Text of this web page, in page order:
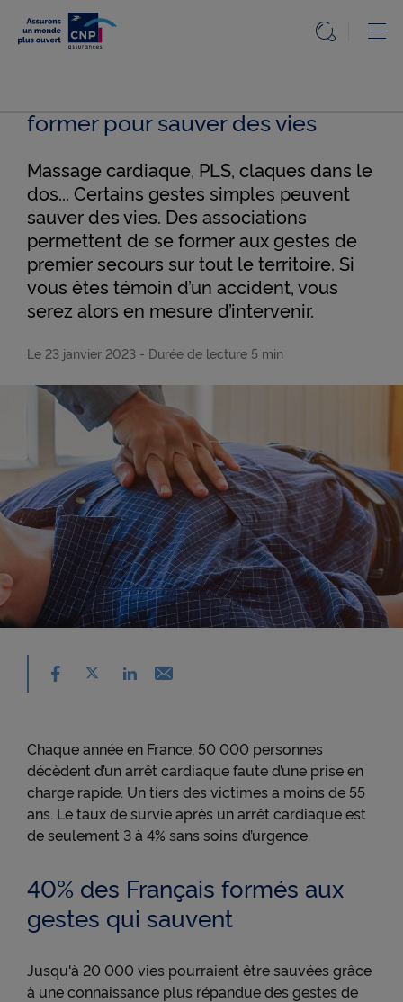
Particuliers
Le
Nos
solutions
Questions,
réponses
réglementée
Accessibilité
Particuliers
Le Mag
l'assurance
claire et
utile
Gestes
premiers
secours :
former
pour
former pour sauver des vies
Massage cardiaque, PLS, claques dans le
dos... Certains gestes simples peuvent
sauver des vies. Des associations
permettent de se former aux gestes de
premier secours sur tout le territoire. Si
vous êtes témoin d’un accident, vous
serez alors en mesure d’intervenir.
Le 23 janvier 2023 - Durée de lecture 5 min
Partager sur facebook - nouvelle fenêtre
Partager sur X - nouvelle fenêtre
Partager sur linkedin - nouvelle fenêtre
Chaque année en France, 50 000 personnes
décèdent d’un arrêt cardiaque faute d’une prise en
charge rapide. Un tiers des victimes a moins de 55
ans. Le taux de survie après un arrêt cardiaque est
de seulement 3 à 4% sans soins d’urgence.
40% des Français formés aux
gestes qui sauvent
Jusqu'à 20 000 vies pourraient être sauvées grâce
à une connaissance plus répandue des gestes de